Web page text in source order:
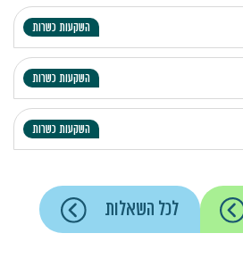
השקעות כשרות
השקעות כשרות
השקעות כשרות
לכל השאלות